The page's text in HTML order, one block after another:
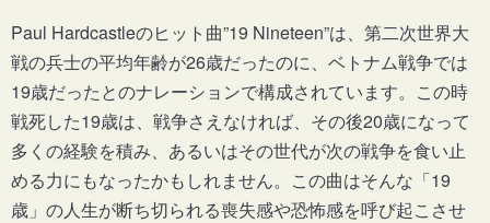
Paul Hardcastleのヒット曲”19 Nineteen”は、第二次世界大
戦の兵士の平均年齢が26歳だったのに、ベトナム戦争では
19歳だったとのナレーションで構成されています。この時
戦死した19歳は、戦争さえなければ、その後20歳になって
多くの経験を積み、あるいはその世代が次の戦争を食い止
める力にもなったかもしれません。この曲はそんな「19
歳」の人生が断ち切られる喪失感や恐怖感を呼び起こさせ